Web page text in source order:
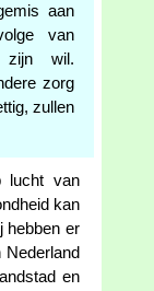
aan
van
zijn wil.
zorg
zullen
lucht van
kan
hebben er
en